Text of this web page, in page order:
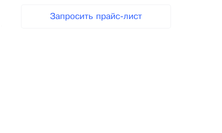
Запросить прайс-лист